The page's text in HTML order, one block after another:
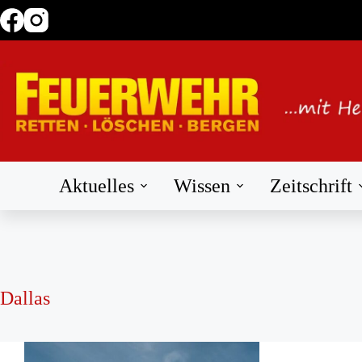
Zum
Inhalt
Aktuelles Wissen Zeitschrift
Dallas